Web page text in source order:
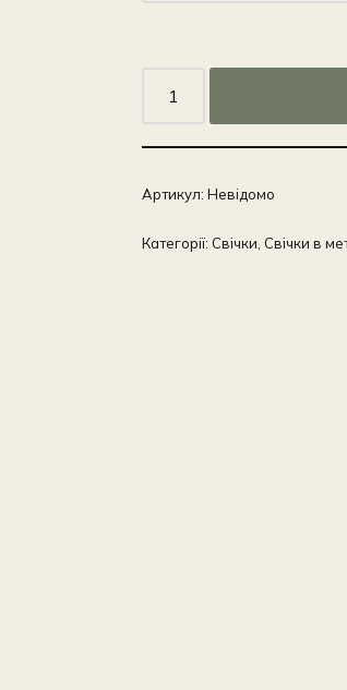
Артикул:Невідомо
Категорії: Свічки Свічки в